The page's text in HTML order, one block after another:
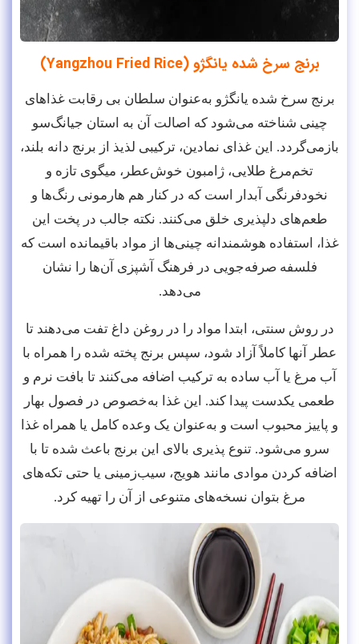
برنج سرخ شده یانگژو (Yangzhou Fried Rice)
برنج سرخ شده یانگژو به‌عنوان سلطان بی رقابت غذاهای
چینی شناخته می‌شود که اصالت آن به استان جیانگ‌سو
بازمی‌گردد. این غذای نمادین، ترکیبی لذیذ از برنج دانه بلند،
تخم‌مرغ طلایی، ژامبون خوش‌عطر، میگوی تازه و
نخودفرنگی آبدار است که در کنار هم هارمونی رنگ‌ها و
طعم‌های دلپذیری خلق می‌کنند. نکته جالب در پخت این
غذا، استفاده هوشمندانه چینی‌ها از مواد باقیمانده است که
فلسفه صرفه‌جویی در فرهنگ آشپزی آن‌ها را نشان
می‌دهد.
در روش سنتی، ابتدا مواد را در روغن داغ تفت می‌دهند تا
عطر آنها کاملاً آزاد شود، سپس برنج پخته شده را همراه با
آب مرغ یا آب ساده به ترکیب اضافه می‌کنند تا بافت نرم و
طعمی یکدست پیدا کند. این غذا به‌خصوص در فصول بهار
و پاییز محبوب است و به‌عنوان یک وعده کامل یا همراه غذا
سرو می‌شود. تنوع پذیری بالای این برنج باعث شده تا با
اضافه کردن موادی مانند هویج، سیب‌زمینی یا حتی تکه‌های
مرغ بتوان نسخه‌های متنوعی از آن را تهیه کرد.